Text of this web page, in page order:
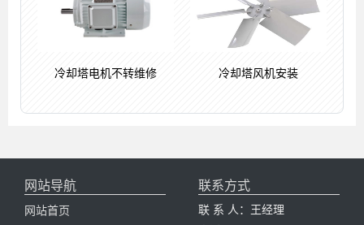
冷却塔电机不转维修 冷却塔风机安装
网站导航
网站首页
联系方式
联 系 人：王经理